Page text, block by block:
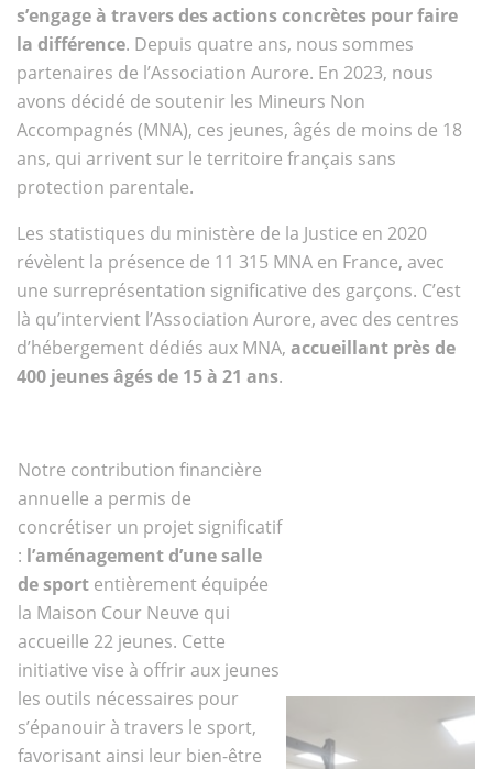
s’engage à travers des actions concrètes pour faire
la différence. Depuis quatre ans, nous sommes
partenaires de l’Association Aurore. En 2023, nous
avons décidé de soutenir les Mineurs Non
Accompagnés (MNA), ces jeunes, âgés de moins de 18
ans, qui arrivent sur le territoire français sans
protection parentale.
Les statistiques du ministère de la Justice en 2020
révèlent la présence de 11 315 MNA en France, avec
une surreprésentation significative des garçons. C’est
là qu’intervient l’Association Aurore, avec des centres
d’hébergement dédiés aux MNA, accueillant près de
400 jeunes âgés de 15 à 21 ans.
Notre contribution financière
annuelle a permis de
concrétiser un projet significatif
: l’aménagement d’une salle
de sport entièrement équipée
la Maison Cour Neuve qui
accueille 22 jeunes. Cette
initiative vise à offrir aux jeunes
les outils nécessaires pour
s’épanouir à travers le sport,
favorisant ainsi leur bien-être